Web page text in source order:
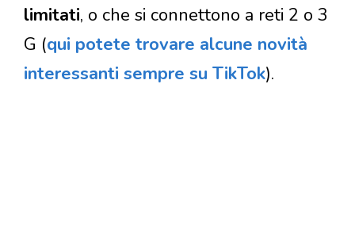
limitati, o che si connettono a reti 2 o 3
G (qui potete trovare alcune novità
interessanti sempre su TikTok).